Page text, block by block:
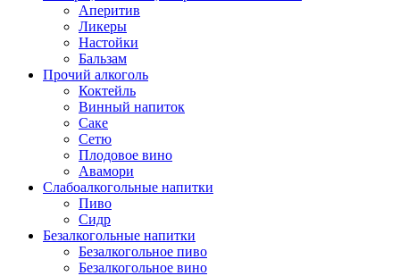
Аперитив
Ликеры
Настойки
Бальзам
Прочий алкоголь
Коктейль
Винный напиток
Саке
Сетю
Плодовое вино
Авамори
Слабоалкогольные напитки
Пиво
Сидр
Безалкогольные напитки
Безалкогольное пиво
Безалкогольное вино